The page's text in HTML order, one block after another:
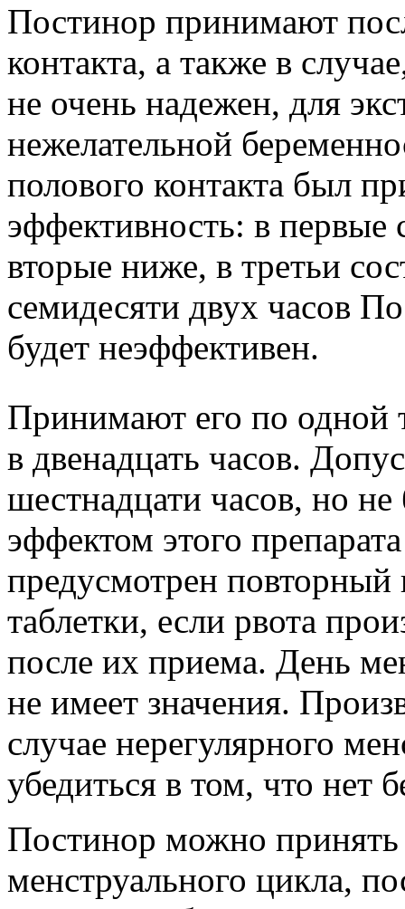
Постинор принимают
контакта, а также в
не очень надежен, для
нежелательной
полового контакта был
эффективность: в первые
вторые ниже, в третьи
семидесяти двух часов
будет неэффективен.
Принимают его по одной
в двенадцать часов.
шестнадцати часов, но
эффектом этого
предусмотрен
таблетки, если рвота
после их приема. День
не имеет значения.
случае нерегулярного
убедиться в том, что нет
Постинор можно принять
менструального цикла,